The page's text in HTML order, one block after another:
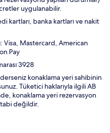
uygulanabilir.
kartları, banka kartları ve nakit
Visa, Mastercard, American
Pay
3928
konaklama yeri sahibinin
Tüketici haklarıyla ilgili AB
konaklama yeri rezervasyon
tabi değildir.